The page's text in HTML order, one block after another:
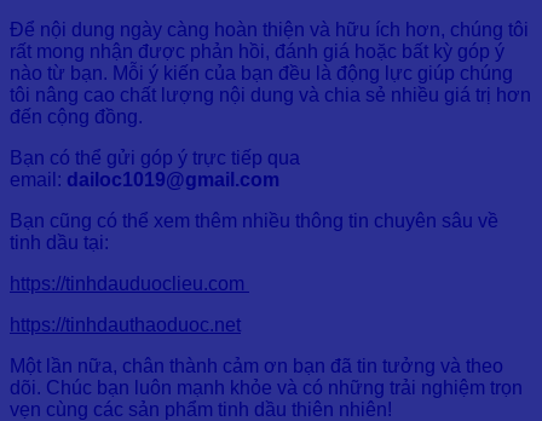
Để nội dung ngày càng hoàn thiện và hữu ích hơn, chúng tôi
rất mong nhận được phản hồi, đánh giá hoặc bất kỳ góp ý
nào từ bạn. Mỗi ý kiến của bạn đều là động lực giúp chúng
tôi nâng cao chất lượng nội dung và chia sẻ nhiều giá trị hơn
đến cộng đồng.
Bạn có thể gửi góp ý trực tiếp qua
email: dailoc1019@gmail.com
Bạn cũng có thể xem thêm nhiều thông tin chuyên sâu về
tinh dầu tại:
https://tinhdauduoclieu.com
https://tinhdauthaoduoc.net
Một lần nữa, chân thành cảm ơn bạn đã tin tưởng và theo
dõi. Chúc bạn luôn mạnh khỏe và có những trải nghiệm trọn
vẹn cùng các sản phẩm tinh dầu thiên nhiên!